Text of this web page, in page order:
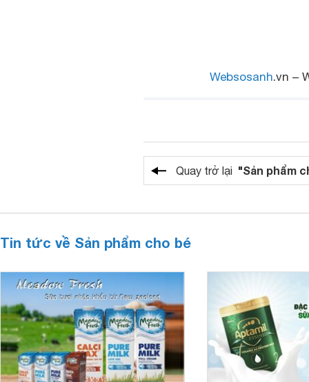
Websosanh.vn –
Quay trở lại "Sản phẩm
Tin tức về Sản phẩm cho bé